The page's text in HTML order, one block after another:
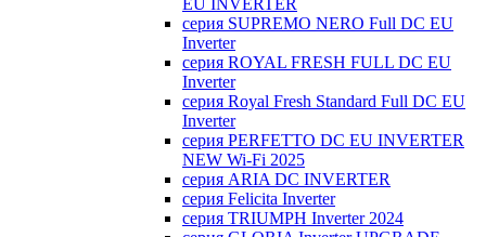
EU INVERTER
серия SUPREMO NERO Full DC EU
Inverter
серия ROYAL FRESH FULL DC EU
Inverter
серия Royal Fresh Standard Full DC EU
Inverter
серия PERFETTO DC EU INVERTER
NEW Wi-Fi 2025
серия ARIA DC INVERTER
серия Felicita Inverter
серия TRIUMPH Inverter 2024